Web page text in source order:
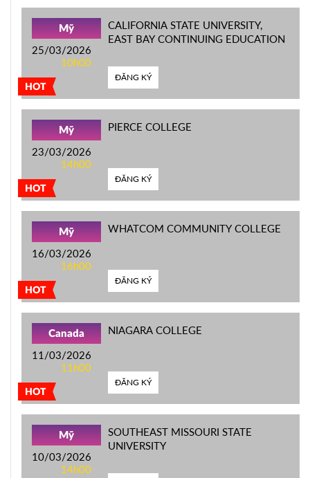
HOT
Mỹ
25/03/2026
10h00
CALIFORNIA STATE UNIVERSITY,
EAST BAY CONTINUING EDUCATION
ĐĂNG KÝ
HOT
Mỹ
23/03/2026
14h00
PIERCE COLLEGE
ĐĂNG KÝ
HOT
Mỹ
16/03/2026
16h00
WHATCOM COMMUNITY COLLEGE
ĐĂNG KÝ
HOT
Canada
11/03/2026
11h00
NIAGARA COLLEGE
ĐĂNG KÝ
Mỹ
10/03/2026
14h00
SOUTHEAST MISSOURI STATE
UNIVERSITY